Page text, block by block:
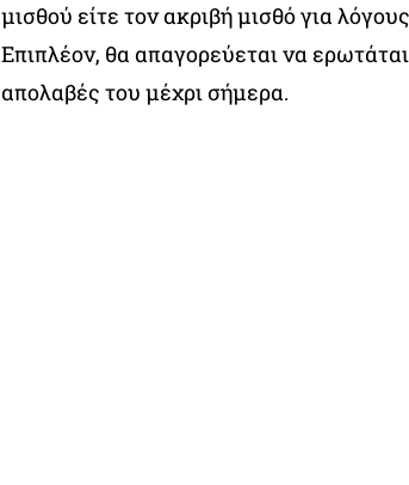
μισθού είτε τον ακριβή μισθό για
Επιπλέον, θα απαγορεύεται να
απολαβές του μέχρι σήμερα.